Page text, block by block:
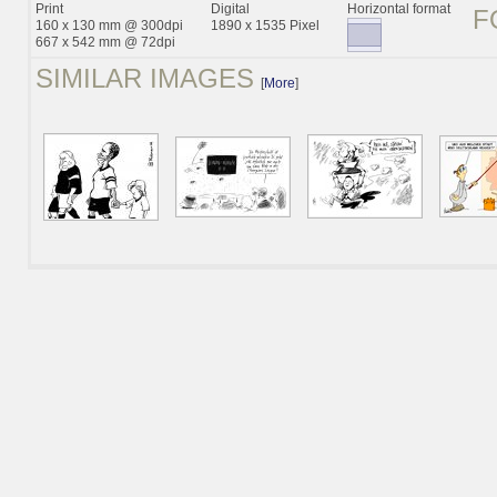
Print
160 x 130 mm @ 300dpi
667 x 542 mm @ 72dpi
Digital
1890 x 1535 Pixel
Horizontal format
SIMILAR IMAGES [More]